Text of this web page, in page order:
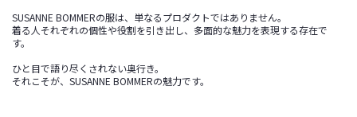
SUSANNE BOMMERの服は、単なるプロダクトではありません。
着る人それぞれの個性や役割を引き出し、多面的な魅力を表現する存在で
す。
ひと目で語り尽くされない奥行き。
それこそが、SUSANNE BOMMERの魅力です。